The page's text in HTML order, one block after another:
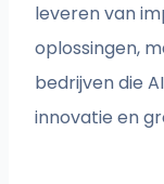
leveren van
oplossingen,
bedrijven die
innovatie en